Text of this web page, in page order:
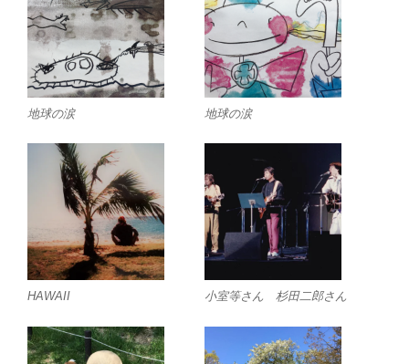
地球の涙 地球の涙
HAWAII 小室等さん 杉田二郎さん